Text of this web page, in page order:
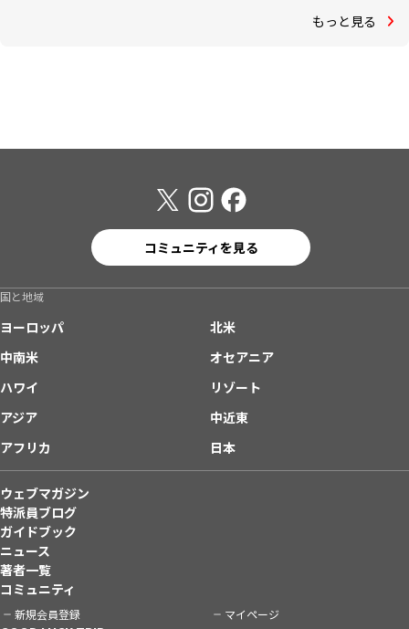
もっと見る
コミュニティを見る
国と地域
ヨーロッパ
北米
中南米
オセアニア
ハワイ
リゾート
アジア
中近東
アフリカ
日本
ウェブマガジン
特派員ブログ
ガイドブック
ニュース
著者一覧
コミュニティ
新規会員登録 マイページ